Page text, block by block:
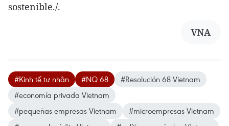
sostenible./.
VNA
#Kinh tế tư nhân #NQ 68
#Resolución 68 Vietnam
#economía privada Vietnam
#pequeñas empresas Vietnam
#microempresas Vietnam